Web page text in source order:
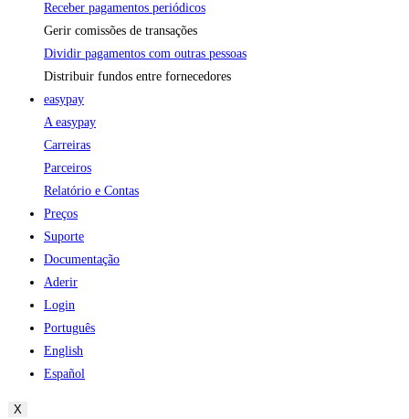
Receber pagamentos periódicos
Gerir comissões de transações
Dividir pagamentos com outras pessoas
Distribuir fundos entre fornecedores
easypay
A easypay
Carreiras
Parceiros
Relatório e Contas
Preços
Suporte
Documentação
Aderir
Login
Português
English
Español
X